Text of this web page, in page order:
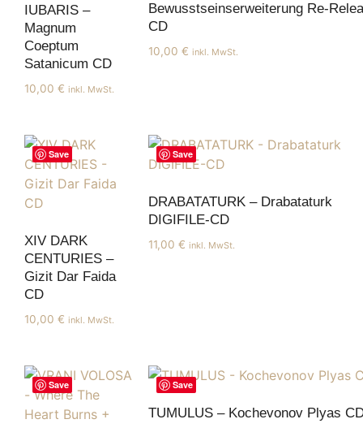
IUBARIS –
Magnum
Coeptum
Satanicum CD
10,00 € inkl. MwSt.
Bewusstseinserweiterung Re-
CD
10,00 € inkl. MwSt.
Save
XIV DARK
CENTURIES –
Gizit Dar Faida
CD
10,00 € inkl. MwSt.
Save
DRABATATURK – Drabataturk
DIGIFILE-CD
11,00 € inkl. MwSt.
Save Save
TUMULUS – Kochevonov Plyas